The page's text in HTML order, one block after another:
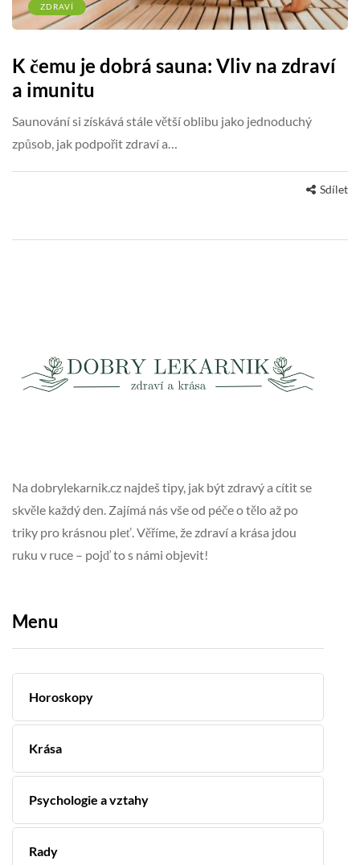
ZDRAVÍ
K čemu je dobrá sauna: Vliv na zdraví
a imunitu
Saunování si získává stále větší oblibu jako jednoduchý
způsob, jak podpořit zdraví a…
Sdílet
Na dobrylekarnik.cz najdeš tipy, jak být zdravý a cítit se
skvěle každý den. Zajímá nás vše od péče o tělo až po
triky pro krásnou pleť. Věříme, že zdraví a krása jdou
ruku v ruce – pojď to s námi objevit!
Menu
Horoskopy
Krása
Psychologie a vztahy
Rady